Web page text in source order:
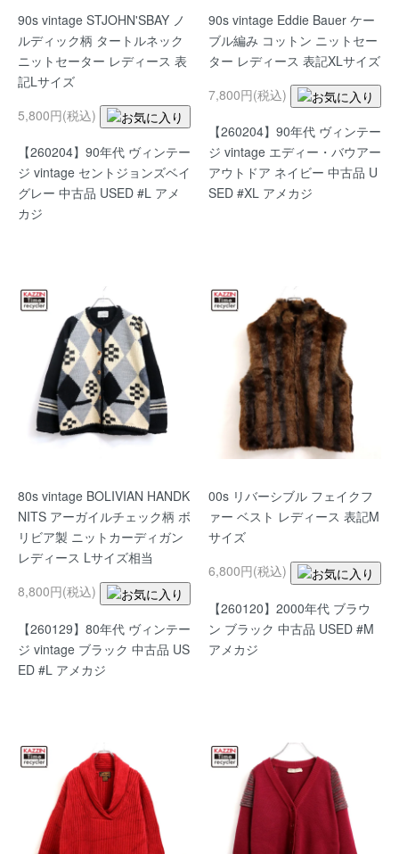
90s vintage STJOHN'SBAY ノ
ルディック柄 タートルネック
ニットセーター レディース 表
記Lサイズ
5,800円(税込)
【260204】90年代 ヴィンテー
ジ vintage セントジョンズベイ
グレー 中古品 USED #L アメ
カジ
90s vintage Eddie Bauer ケー
ブル編み コットン ニットセー
ター レディース 表記XLサイズ
7,800円(税込)
【260204】90年代 ヴィンテー
ジ vintage エディー・バウアー
アウトドア ネイビー 中古品 U
SED #XL アメカジ
80s vintage BOLIVIAN HANDK
NITS アーガイルチェック柄 ボ
リビア製 ニットカーディガン
レディース Lサイズ相当
8,800円(税込)
【260129】80年代 ヴィンテー
ジ vintage ブラック 中古品 US
ED #L アメカジ
00s リバーシブル フェイクフ
ァー ベスト レディース 表記M
サイズ
6,800円(税込)
【260120】2000年代 ブラウ
ン ブラック 中古品 USED #M
アメカジ